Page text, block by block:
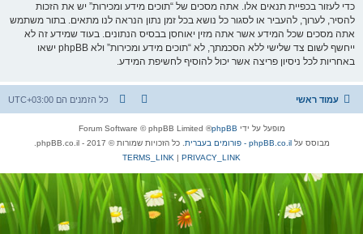
כדי לעזור בכפיית תנאים אלו. אתה מסכים של “תוכים מידע ומכירות” יש את הזכות
להסיר, לערוך, להעביר או לסגור כל נושא בכל זמן נתון הנראה לנו מתאים. בתור משתמש
אתה מסכים שכל המידע אשר אתה מזין יאוחסן בבסיס הנתונים. בעוד שמידע זה לא
ייחשף לשום צד שלישי ללא הסכמתך, לא “תוכים מידע ומכירות” ולא phpBB ישאו
באחריות לכל ניסיון פריצה אשר יכול להוסיף לחשיפת המידע.
עמוד ראשי כל הזמנים הם UTC+03:00
מופעל על ידי phpBB
® Forum Software © phpBB Limited
מבוסס עלphpBB.co.il - פורומים בעברית
. כל הזכויות שמורות © 2017 - phpBB.co.il.
PRIVACY_LINK
|
TERMS_LINK